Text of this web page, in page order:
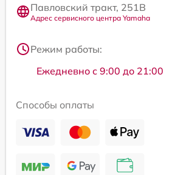
Павловский тракт, 251В
Адрес сервисного центра Yamaha
Режим работы:
Ежедневно с 9:00 до 21:00
Способы оплаты